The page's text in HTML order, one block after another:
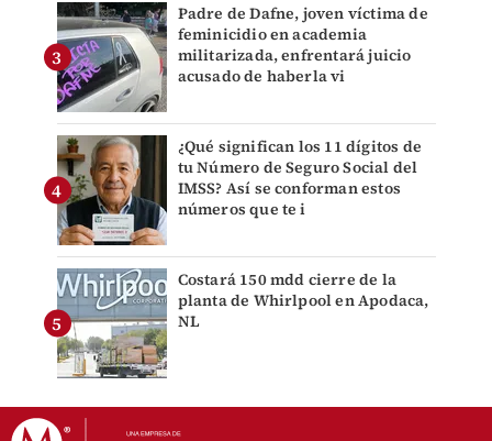
Padre de Dafne, joven víctima de
feminicidio en academia
militarizada, enfrentará juicio
acusado de haberla vi
¿Qué significan los 11 dígitos de
tu Número de Seguro Social del
IMSS? Así se conforman estos
números que te i
Costará 150 mdd cierre de la
planta de Whirlpool en Apodaca,
NL